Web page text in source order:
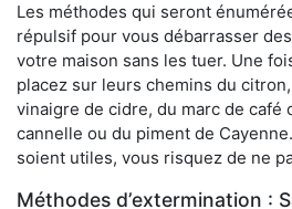
Les méthodes qui seront
répulsif pour vous débarrasser
votre maison sans les tuer. Une
placez sur leurs chemins du
vinaigre de cidre, du marc de café
cannelle ou du piment de
soient utiles, vous risquez de ne
Méthodes d’extermination :